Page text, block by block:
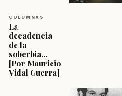
COLUMNAS
La
decadencia
de la
soberbia...
[Por Mauricio
Vidal Guerra]